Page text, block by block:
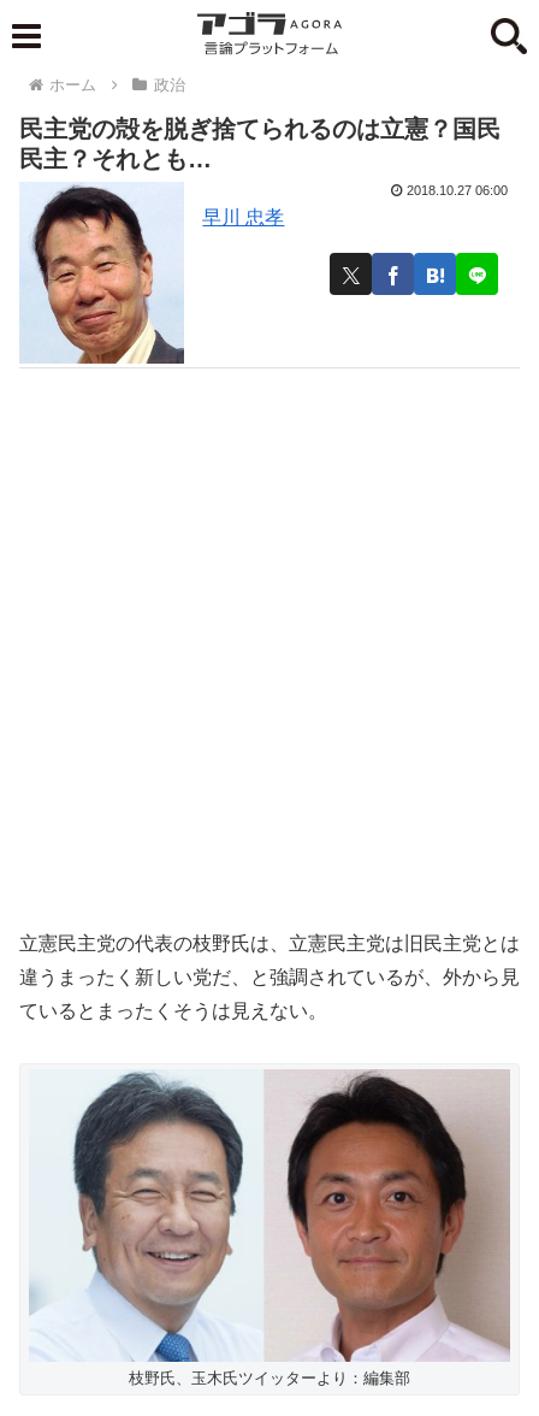
ホーム 政治
民主党の殻を脱ぎ捨てられるのは立憲？国民
民主？それとも…
早川 忠孝
2018.10.27 06:00
立憲民主党の代表の枝野氏は、立憲民主党は旧民主党とは
違うまったく新しい党だ、と強調されているが、外から見
ているとまったくそうは見えない。
枝野氏、玉木氏ツイッターより：編集部